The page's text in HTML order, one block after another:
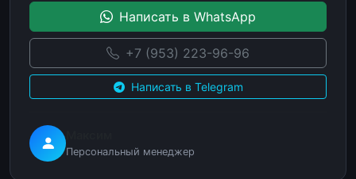
Написать в WhatsApp
+7 (953) 223-96-96
Написать в Telegram
Персональный менеджер